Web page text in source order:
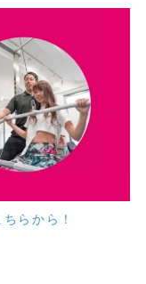
らから！